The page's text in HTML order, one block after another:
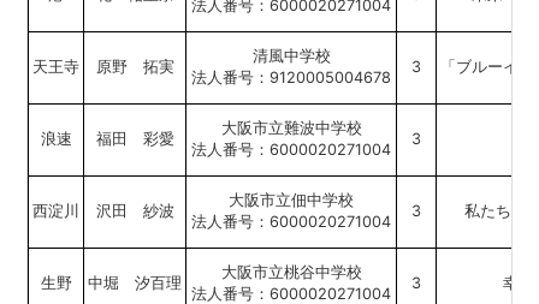
法人番号：6000020271004
天王寺 原野 拓実
清風中学校
法人番号：9120005004678
3 「ブルーイ
浪速 福田 彩愛
大阪市立難波中学校
法人番号：6000020271004
3
西淀川 沢田 紗波
大阪市立佃中学校
法人番号：6000020271004
3 私たちの
生野 中堀 汐百理
大阪市立桃谷中学校
法人番号：6000020271004
3 幸せ